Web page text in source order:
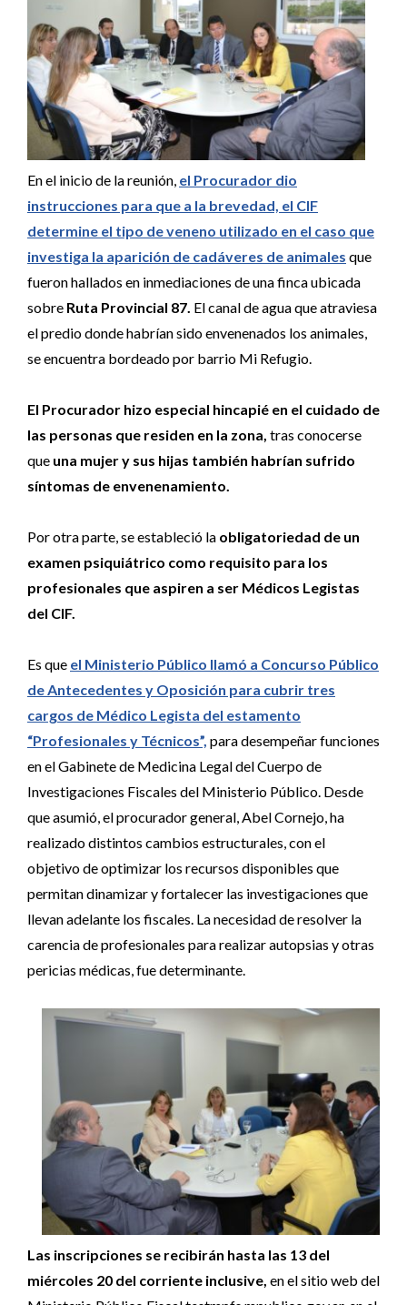
En el inicio de la reunión, el Procurador dio
instrucciones para que a la brevedad, el CIF
determine el tipo de veneno utilizado en el caso que
investiga la aparición de cadáveres de animales que
fueron hallados en inmediaciones de una finca ubicada
sobre Ruta Provincial 87. El canal de agua que atraviesa
el predio donde habrían sido envenenados los animales,
se encuentra bordeado por barrio Mi Refugio.
El Procurador hizo especial hincapié en el cuidado de
las personas que residen en la zona, tras conocerse
que una mujer y sus hijas también habrían sufrido
síntomas de envenenamiento.
Por otra parte, se estableció la obligatoriedad de un
examen psiquiátrico como requisito para los
profesionales que aspiren a ser Médicos Legistas
del CIF.
Es que el Ministerio Público llamó a Concurso Público
de Antecedentes y Oposición para cubrir tres
cargos de Médico Legista del estamento
“Profesionales y Técnicos”, para desempeñar funciones
en el Gabinete de Medicina Legal del Cuerpo de
Investigaciones Fiscales del Ministerio Público. Desde
que asumió, el procurador general, Abel Cornejo, ha
realizado distintos cambios estructurales, con el
objetivo de optimizar los recursos disponibles que
permitan dinamizar y fortalecer las investigaciones que
llevan adelante los fiscales. La necesidad de resolver la
carencia de profesionales para realizar autopsias y otras
pericias médicas, fue determinante.
Las inscripciones se recibirán hasta las 13 del
miércoles 20 del corriente inclusive, en el sitio web del